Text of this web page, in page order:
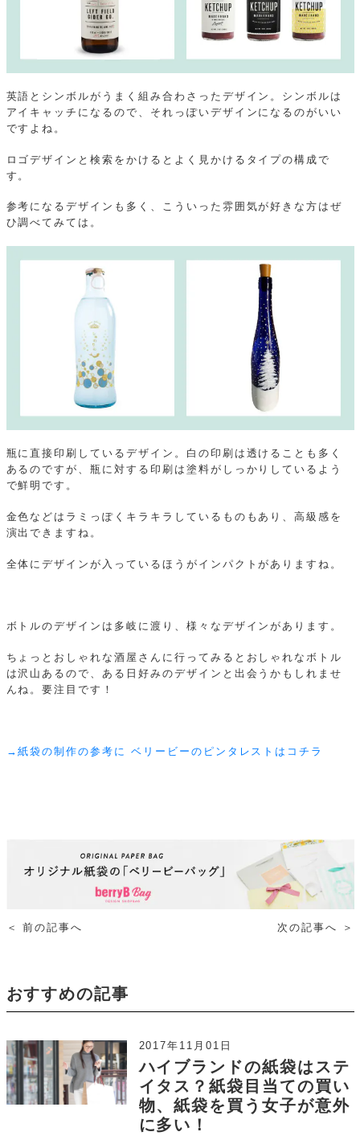
英語とシンボルがうまく組み合わさったデザイン。シンボルは
アイキャッチになるので、それっぽいデザインになるのがいい
ですよね。
ロゴデザインと検索をかけるとよく見かけるタイプの構成で
す。
参考になるデザインも多く、こういった雰囲気が好きな方はぜ
ひ調べてみては。
瓶に直接印刷しているデザイン。白の印刷は透けることも多く
あるのですが、瓶に対する印刷は塗料がしっかりしているよう
で鮮明です。
金色などはラミっぽくキラキラしているものもあり、高級感を
演出できますね。
全体にデザインが入っているほうがインパクトがありますね。
ボトルのデザインは多岐に渡り、様々なデザインがあります。
ちょっとおしゃれな酒屋さんに行ってみるとおしゃれなボトル
は沢山あるので、ある日好みのデザインと出会うかもしれませ
んね。要注目です！
→紙袋の制作の参考に ベリービーのピンタレストはコチラ
＜前の記事へ 次の記事へ ＞
おすすめの記事
ハイブランドの紙袋はステ
イタス？紙袋目当ての買い
物、紙袋を買う女子が意外
に多い！
2017年11月01日